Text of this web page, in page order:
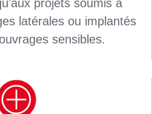
projets soumis à
latérales ou implantés
sensibles.